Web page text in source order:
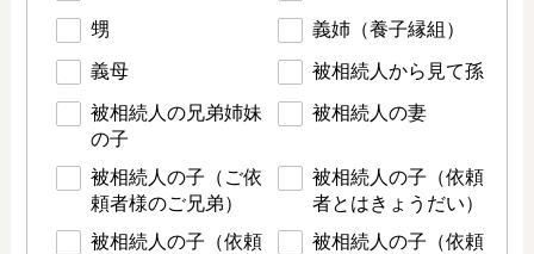
甥 義姉（養子縁組）
義母 被相続人から見て孫
被相続人の兄弟姉妹
の子
被相続人の妻
被相続人の子（ご依
頼者様のご兄弟）
被相続人の子（依頼
者とはきょうだい）
被相続人の子（依頼
被相続人の子（依頼